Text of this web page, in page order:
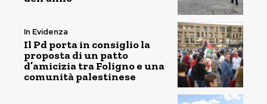
In Evidenza
Il Pd porta in consiglio la
proposta di un patto
d’amicizia tra Foligno e una
comunità palestinese